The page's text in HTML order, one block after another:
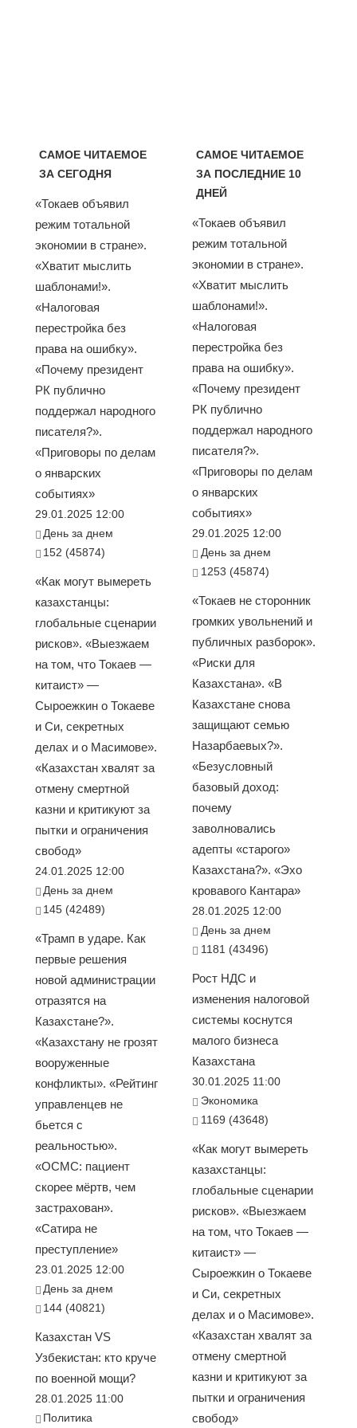
САМОЕ ЧИТАЕМОЕ
ЗА СЕГОДНЯ
«Токаев объявил
режим тотальной
экономии в стране».
«Хватит мыслить
шаблонами!».
«Налоговая
перестройка без
права на ошибку».
«Почему президент
РК публично
поддержал народного
писателя?».
«Приговоры по делам
о январских
событиях»
29.01.2025 12:00
День за днем
152 (45874)
«Как могут вымереть
казахстанцы:
глобальные сценарии
рисков». «Выезжаем
на том, что Токаев —
китаист» —
Сыроежкин о Токаеве
и Си, секретных
делах и о Масимове».
«Казахстан хвалят за
отмену смертной
казни и критикуют за
пытки и ограничения
свобод»
24.01.2025 12:00
День за днем
145 (42489)
«Трамп в ударе. Как
первые решения
новой администрации
отразятся на
Казахстане?».
«Казахстану не грозят
вооруженные
конфликты». «Рейтинг
управленцев не
бьется с
реальностью».
«ОСМС: пациент
скорее мёртв, чем
застрахован».
«Сатира не
преступление»
23.01.2025 12:00
День за днем
144 (40821)
Казахстан VS
Узбекистан: кто круче
по военной мощи?
28.01.2025 11:00
Политика
САМОЕ ЧИТАЕМОЕ
ЗА ПОСЛЕДНИЕ 10
ДНЕЙ
«Токаев объявил
режим тотальной
экономии в стране».
«Хватит мыслить
шаблонами!».
«Налоговая
перестройка без
права на ошибку».
«Почему президент
РК публично
поддержал народного
писателя?».
«Приговоры по делам
о январских
событиях»
29.01.2025 12:00
День за днем
1253 (45874)
«Токаев не сторонник
громких увольнений и
публичных разборок».
«Риски для
Казахстана». «В
Казахстане снова
защищают семью
Назарбаевых?».
«Безусловный
базовый доход:
почему
заволновались
адепты «старого»
Казахстана?». «Эхо
кровавого Кантара»
28.01.2025 12:00
День за днем
1181 (43496)
Рост НДС и
изменения налоговой
системы коснутся
малого бизнеса
Казахстана
30.01.2025 11:00
Экономика
1169 (43648)
«Как могут вымереть
казахстанцы:
глобальные сценарии
рисков». «Выезжаем
на том, что Токаев —
китаист» —
Сыроежкин о Токаеве
и Си, секретных
делах и о Масимове».
«Казахстан хвалят за
отмену смертной
казни и критикуют за
пытки и ограничения
свобод»